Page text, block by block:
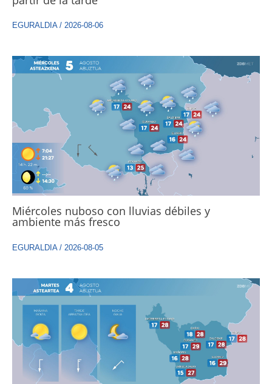
EGURALDIA/ 2026-08-06
Miércoles nuboso con lluvias débiles y
ambiente más fresco
EGURALDIA/ 2026-08-05